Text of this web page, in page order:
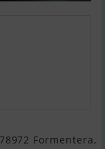
Formentera,